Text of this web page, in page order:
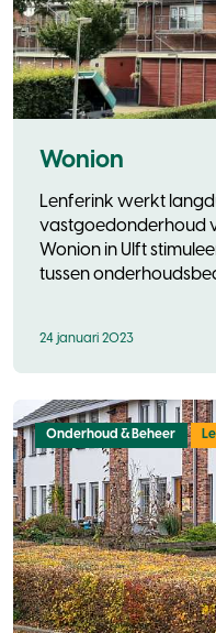
Wonion
Lenferink werkt
vastgoedonderhoud
Wonion in Ulft
tussen
24 januari 2023
Onderhoud & Beheer